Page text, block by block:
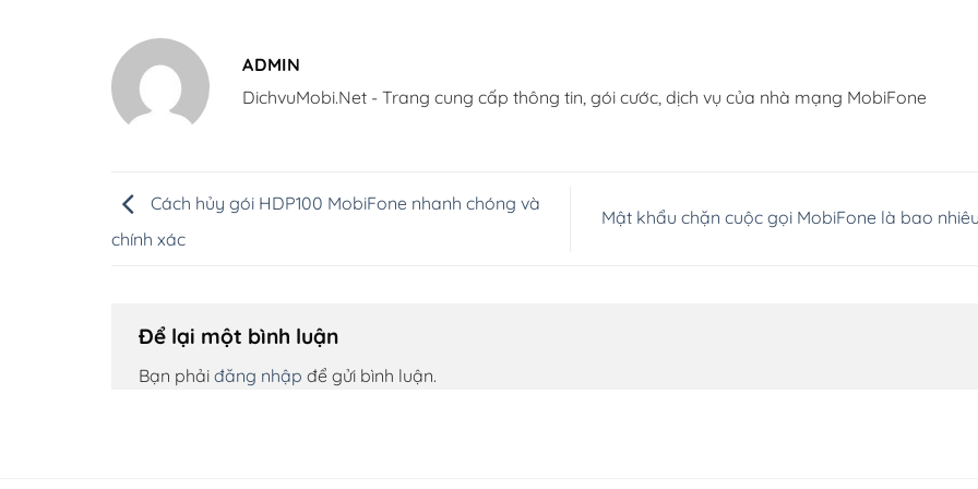
ADMIN
DichvuMobi.Net - Trang cung cấp thông tin, gói cước, dịch vụ của nhà mạng MobiFone
Cách hủy gói HDP100 MobiFone nhanh chóng và
chính xác
Mật khẩu chặn cuộc gọi MobiFone là bao
Để lại một bình luận
Bạn phải đăng nhập để gửi bình luận.